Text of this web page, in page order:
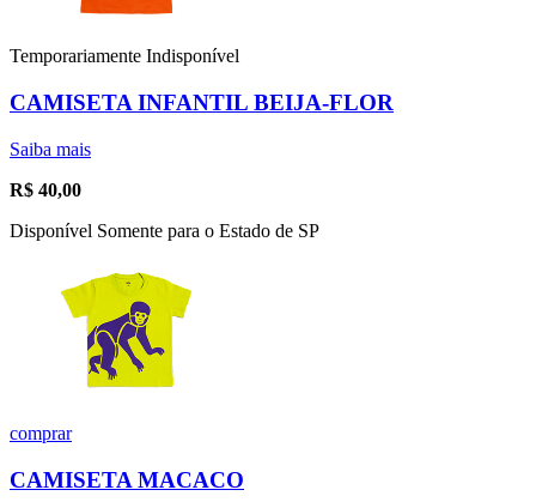
Temporariamente Indisponível
CAMISETA INFANTIL BEIJA-FLOR
Saiba mais
R$ 40,00
Disponível Somente para o Estado de SP
comprar
CAMISETA MACACO